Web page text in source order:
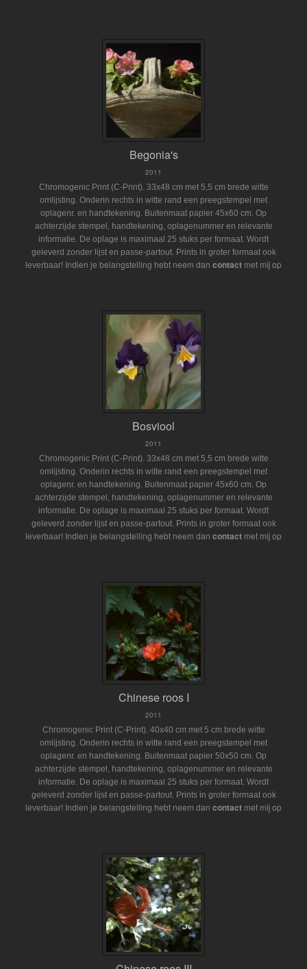
Begonia's
2011
Chromogenic Print (C-Print). 33x48 cm met 5,5 cm brede witte
omlijsting. Onderin rechts in witte rand een preegstempel met
oplagenr. en handtekening. Buitenmaat papier 45x60 cm. Op
achterzijde stempel, handtekening, oplagenummer en relevante
informatie. De oplage is maximaal 25 stuks per formaat. Wordt
geleverd zonder lijst en passe-partout. Prints in groter formaat ook
leverbaar! Indien je belangstelling hebt neem dan contact met mij op
Bosviool
2011
Chromogenic Print (C-Print). 33x48 cm met 5,5 cm brede witte
omlijsting. Onderin rechts in witte rand een preegstempel met
oplagenr. en handtekening. Buitenmaat papier 45x60 cm. Op
achterzijde stempel, handtekening, oplagenummer en relevante
informatie. De oplage is maximaal 25 stuks per formaat. Wordt
geleverd zonder lijst en passe-partout. Prints in groter formaat ook
leverbaar! Indien je belangstelling hebt neem dan contact met mij op
Chinese roos I
2011
Chromogenic Print (C-Print). 40x40 cm met 5 cm brede witte
omlijsting. Onderin rechts in witte rand een preegstempel met
oplagenr. en handtekening. Buitenmaat papier 50x50 cm. Op
achterzijde stempel, handtekening, oplagenummer en relevante
informatie. De oplage is maximaal 25 stuks per formaat. Wordt
geleverd zonder lijst en passe-partout. Prints in groter formaat ook
leverbaar! Indien je belangstelling hebt neem dan contact met mij op